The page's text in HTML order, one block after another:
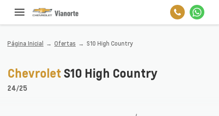
Página Inicial Ofertas S10 High Country
Chevrolet S10 High Country
24/25